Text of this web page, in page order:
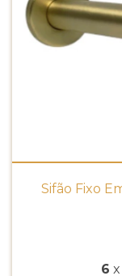
Sifão Fixo
6